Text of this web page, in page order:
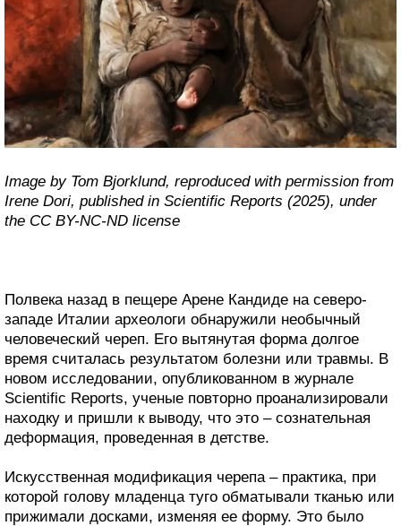
Image by Tom Bjorklund, reproduced with permission from
Irene Dori, published in Scientific Reports (2025), under
the CC BY-NC-ND license
Полвека назад в пещере Арене Кандиде на северо-
западе Италии археологи обнаружили необычный
человеческий череп. Его вытянутая форма долгое
время считалась результатом болезни или травмы. В
новом исследовании, опубликованном в журнале
Scientific Reports, ученые повторно проанализировали
находку и пришли к выводу, что это – сознательная
деформация, проведенная в детстве.
Искусственная модификация черепа – практика, при
которой голову младенца туго обматывали тканью или
прижимали досками, изменяя ее форму. Это было